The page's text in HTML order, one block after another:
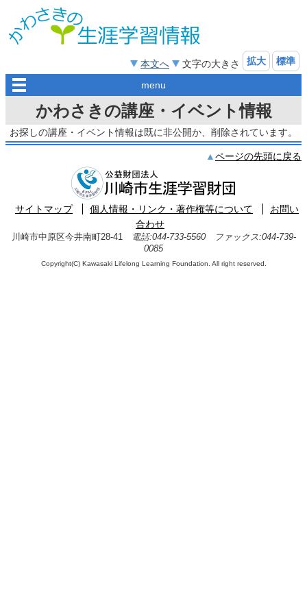
本文へ 文字の大きさ 拡大 標準
menu
かわさきの講座・イベント情報
お探しの講座・イベント情報は既に非公開か、削除されています。
ページの先頭に戻る
サイトマップ 個人情報・リンク・著作権等について
お問い
合わせ
川崎市中原区今井南町28-41
電話:044-733-5560 ファックス:044-739-
0085
Copyright(C) Kawasaki Lifelong Learning Foundation. All right reserved.